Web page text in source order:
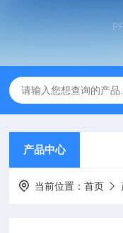
产品中心
当前位置：首页